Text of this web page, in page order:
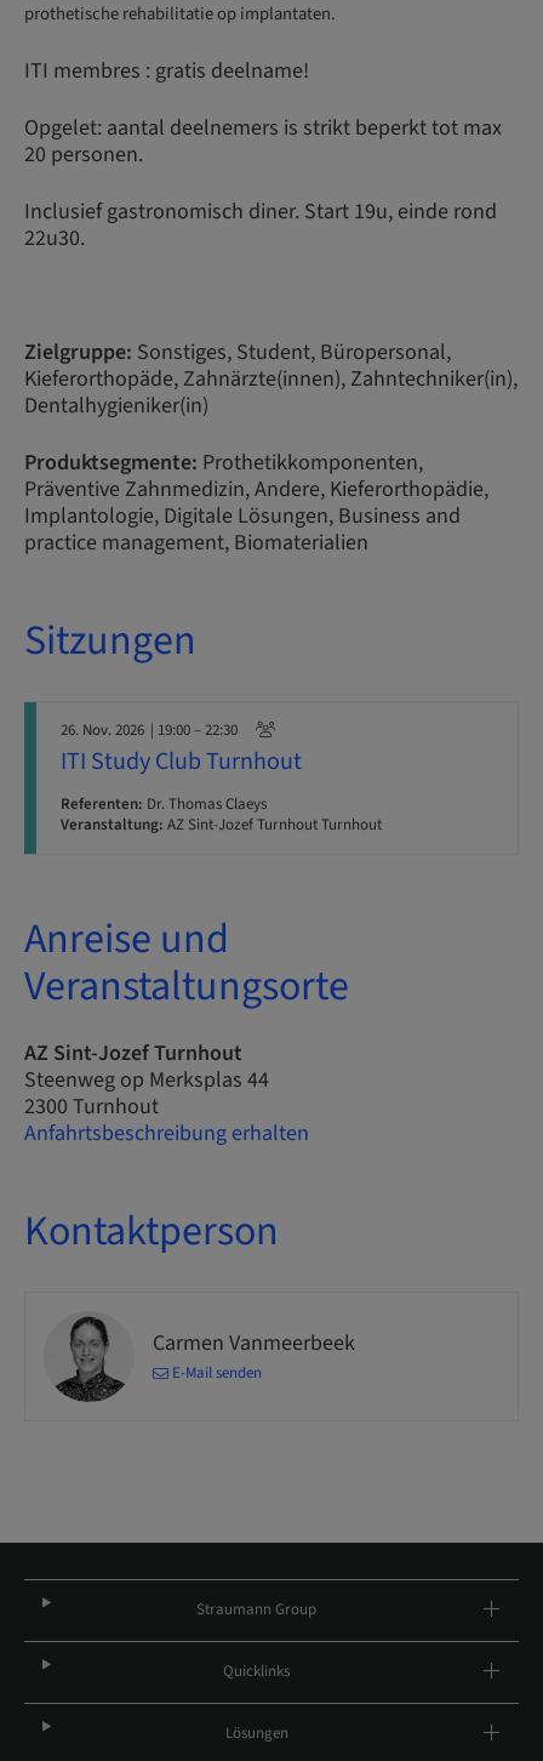
prothetische rehabilitatie op implantaten.
ITI membres : gratis deelname!
Opgelet: aantal deelnemers is strikt beperkt tot max
20 personen.
Inclusief gastronomisch diner. Start 19u, einde rond
22u30.
Zielgruppe: Sonstiges, Student, Büropersonal,
Kieferorthopäde, Zahnärzte(innen), Zahntechniker(in),
Dentalhygieniker(in)
Produktsegmente: Prothetikkomponenten,
Präventive Zahnmedizin, Andere, Kieferorthopädie,
Implantologie, Digitale Lösungen, Business and
practice management, Biomaterialien
Sitzungen
26. Nov. 2026 | 19:00 – 22:30
ITI Study Club Turnhout
Referenten: Dr. Thomas Claeys
Veranstaltung: AZ Sint-Jozef Turnhout Turnhout
Anreise und
Veranstaltungsorte
AZ Sint-Jozef Turnhout
Steenweg op Merksplas 44
2300 Turnhout
Anfahrtsbeschreibung erhalten
Kontaktperson
Carmen Vanmeerbeek
E-Mail senden
Straumann Group
Quicklinks
Lösungen